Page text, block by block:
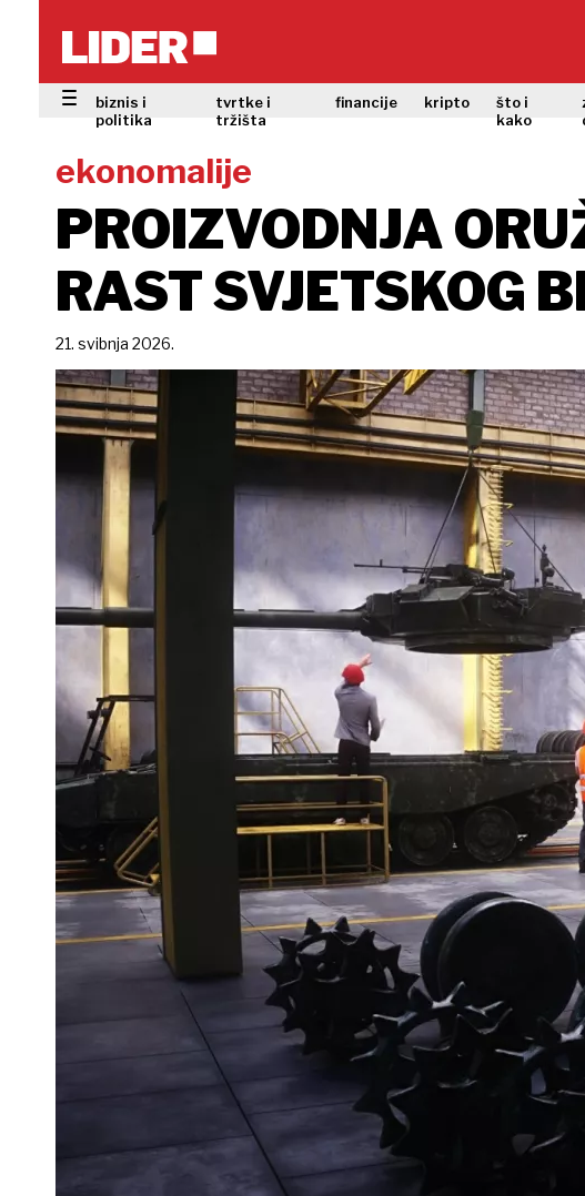
biznis i
politika
tvrtke i
tržišta
financije kripto
što i
kako
ekonomalije
PROIZVODNJA
RAST SVJETSKOG
21. svibnja 2026.